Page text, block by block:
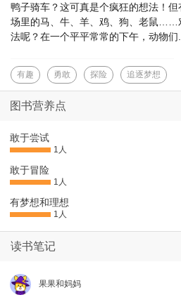
鸭子骑车？这可真是个疯狂的想法！
场里的马、牛、羊、鸡、狗、老鼠……
法呢？在一个平平常常的下午，动物们...
有趣 勇敢 探险 追逐梦想
图书营养点
敢于尝试
1人
敢于冒险
1人
有梦想和理想
1人
读书笔记
果果和妈妈